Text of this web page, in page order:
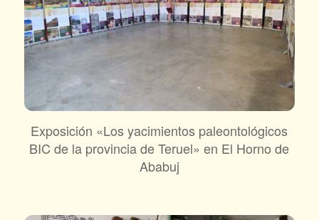
Exposición «Los yacimientos paleontológicos
BIC de la provincia de Teruel» en El Horno de
Ababuj